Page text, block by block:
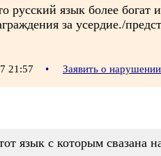
русский язык более богат
за усердие./
21:57 • Заявить о нарушении
язык с которым свазана